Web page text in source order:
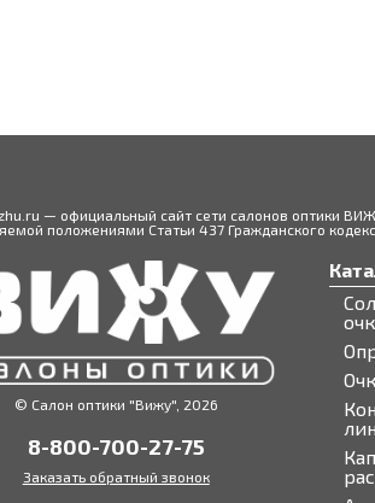
— официальный сайт сети салонов оптики
положениями Статьи 437 Гражданского
© Салон оптики "Вижу", 2026
8-800-700-27-75
Заказать обратный звонок